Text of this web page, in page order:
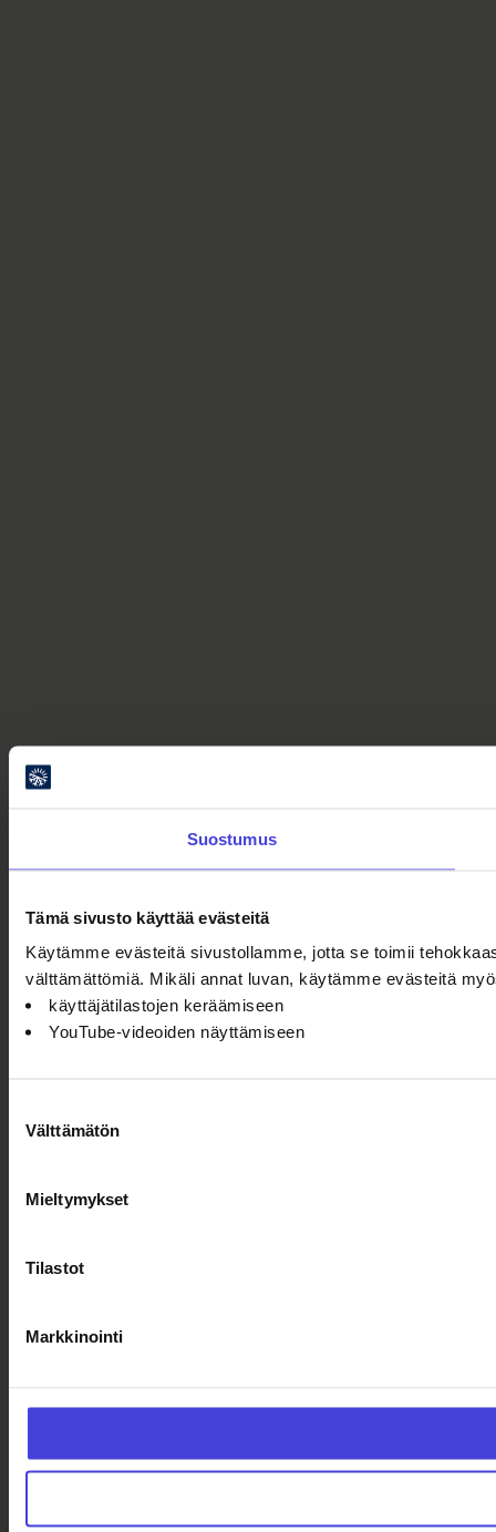
Suostumus
Tämä sivusto käyttää evästeitä
Käytämme evästeitä sivustollamme, jotta se toimii
välttämättömiä. Mikäli annat luvan, käytämme evästeitä
käyttäjätilastojen keräämiseen
YouTube-videoiden näyttämiseen
valinta
Välttämätön
Mieltymykset
Tilastot
Markkinointi